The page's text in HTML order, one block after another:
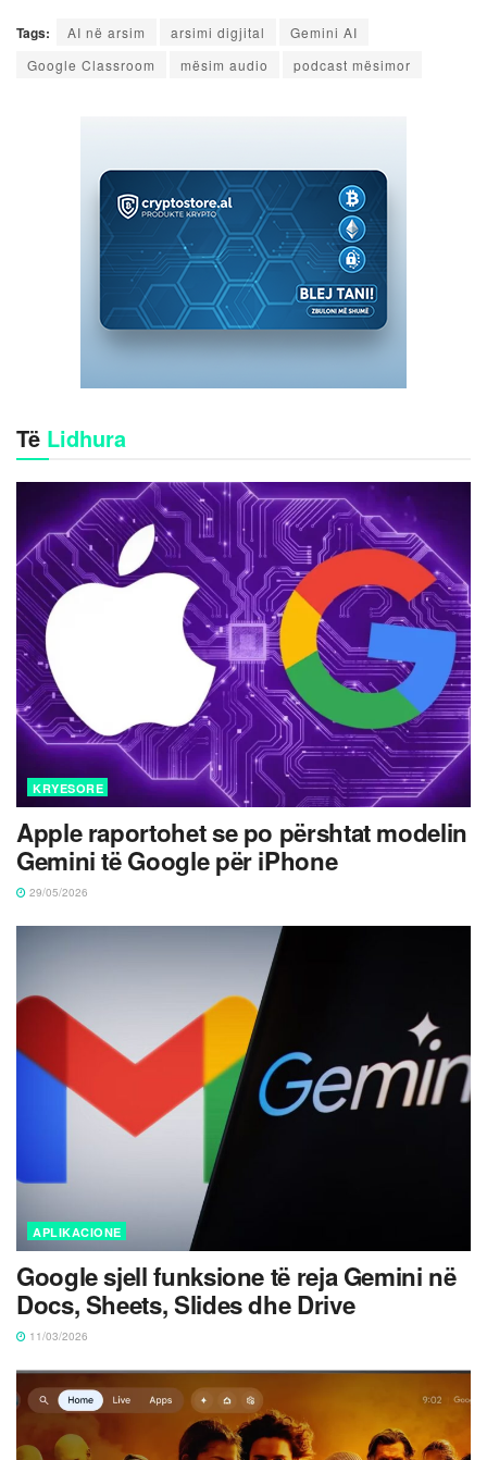
Tags: AI në arsim arsimi digjital
Gemini AI
Google Classroom
mësim audio podcast mësimor
Të Lidhura
KRYESORE
Apple raportohet se po përshtat modelin
Gemini të Google për iPhone
29/05/2026
APLIKACIONE
Google sjell funksione të reja Gemini në
Docs, Sheets, Slides dhe Drive
11/03/2026